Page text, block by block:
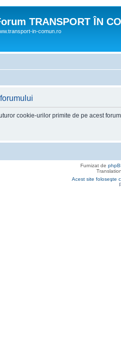
TRANSPORT ÎN
in-comun.ro
cookie-urilor primite de pe acest
Furnizat de
Acest site foloseşte